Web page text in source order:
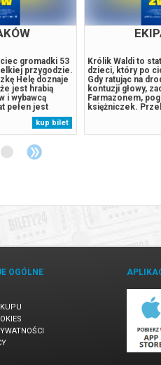
gromadki 53
przygodzie.
Helę doznaje
jest hrabią
i wybawcą
pełen jest
rodzinne strony,
słabszym. U
kup bilet
Królik Waldi to
dzieci, który po
Gdy ratując na
kontuzji głowy,
Farmazonem,
księżniczek.
czekających go
by walczyć ze
jego boku zaś
OGÓLNE